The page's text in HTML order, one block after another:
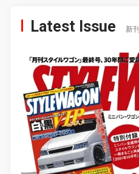
Latest Issue 新